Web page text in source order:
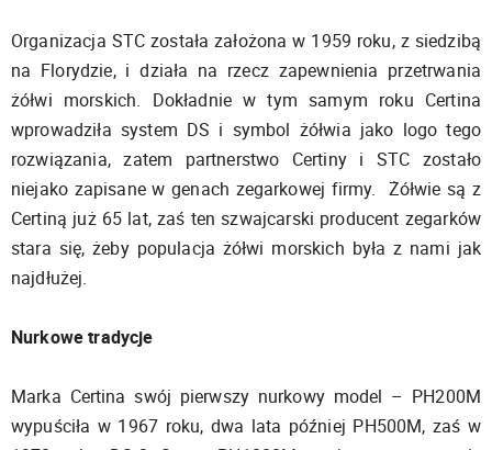
Organizacja STC została założona w 1959 roku, z siedzibą
na Florydzie, i działa na rzecz zapewnienia przetrwania
żółwi morskich. Dokładnie w tym samym roku Certina
wprowadziła system DS i symbol żółwia jako logo tego
rozwiązania, zatem partnerstwo Certiny i STC zostało
niejako zapisane w genach zegarkowej firmy. Żółwie są z
Certiną już 65 lat, zaś ten szwajcarski producent zegarków
stara się, żeby populacja żółwi morskich była z nami jak
najdłużej.
Nurkowe tradycje
Marka Certina swój pierwszy nurkowy model – PH200M
wypuściła w 1967 roku, dwa lata później PH500M, zaś w